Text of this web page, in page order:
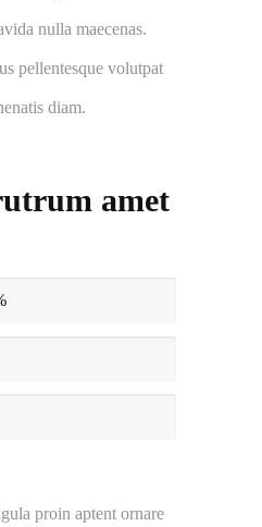
nulla maecenas.
pellentesque volutpat
diam.
amet
proin aptent ornare